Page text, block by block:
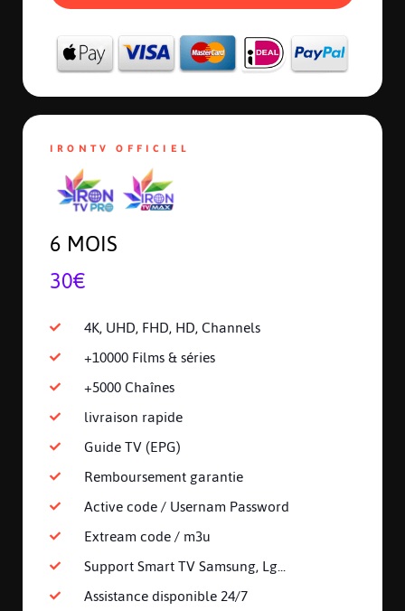
IRONTV OFFICIEL
6 MOIS
30€
4K, UHD, FHD, HD, Channels
+10000 Films & séries
+5000 Chaînes
livraison rapide
Guide TV (EPG)
Remboursement garantie
Active code / Usernam Password
Extream code / m3u
Support Smart TV Samsung, Lg...
Assistance disponible 24/7